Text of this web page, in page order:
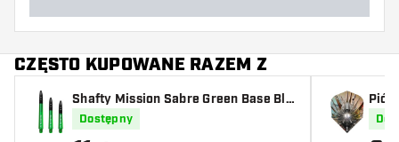
CZĘSTO KUPOWANE RAZEM Z
Shafty Mission Sabre Green Base Bla
ck
Dostępny